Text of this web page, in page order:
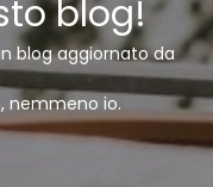
blog!
blog aggiornato da
nemmeno io.